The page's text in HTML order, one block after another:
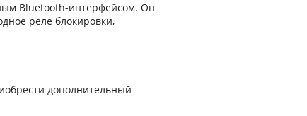
Bluetooth-интерфейсом. Он
реле блокировки,
дополнительный